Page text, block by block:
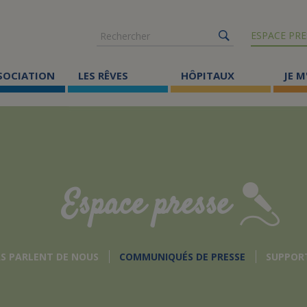
Rechercher
ESPACE
LES RÊVES HÔPITAUX JE
Espace presse
PARLENT DE NOUS COMMUNIQUÉS DE PRESSE